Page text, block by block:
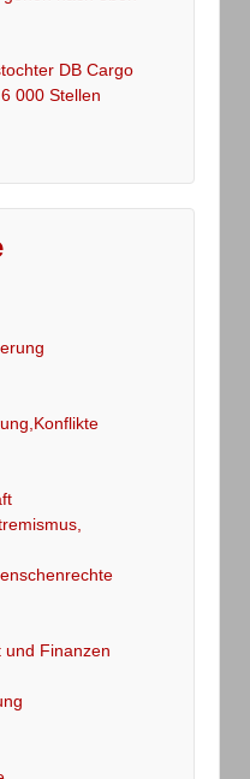
DB Cargo
000 Stellen
und Finanzen